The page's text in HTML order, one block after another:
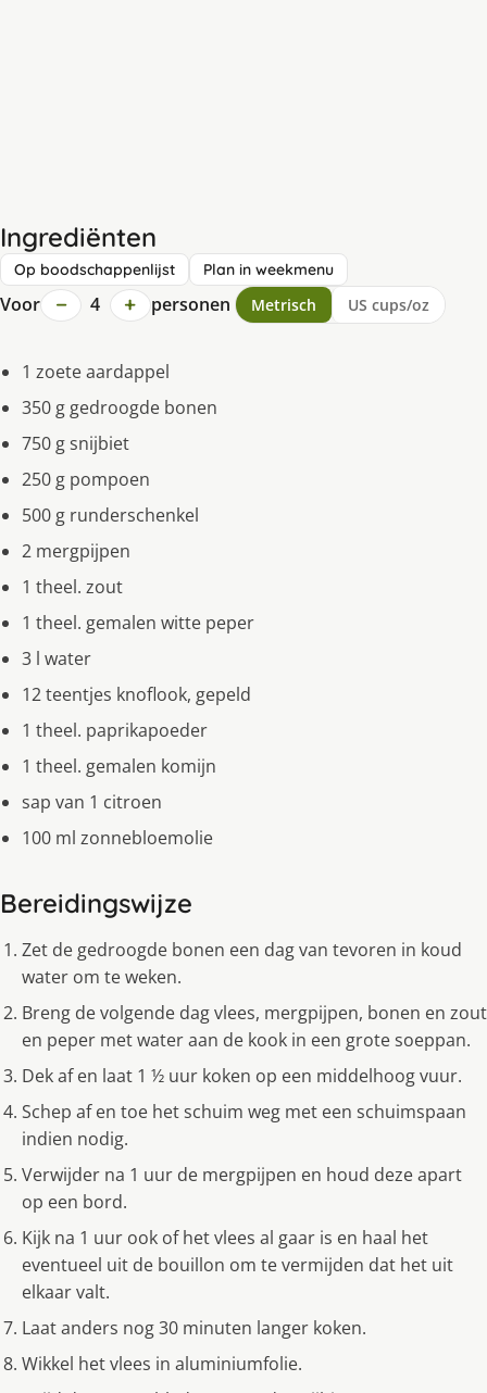
Ingrediënten
Op boodschappenlijst Plan in weekmenu
Voor − 4 + personen Metrisch US cups/oz
1 zoete aardappel
350 g gedroogde bonen
750 g snijbiet
250 g pompoen
500 g runderschenkel
2 mergpijpen
1 theel. zout
1 theel. gemalen witte peper
3 l water
12 teentjes knoflook, gepeld
1 theel. paprikapoeder
1 theel. gemalen komijn
sap van 1 citroen
100 ml zonnebloemolie
Bereidingswijze
Zet de gedroogde bonen een dag van tevoren in koud
water om te weken.
Breng de volgende dag vlees, mergpijpen, bonen en zout
en peper met water aan de kook in een grote soeppan.
Dek af en laat 1 ½ uur koken op een middelhoog vuur.
Schep af en toe het schuim weg met een schuimspaan
indien nodig.
Verwijder na 1 uur de mergpijpen en houd deze apart
op een bord.
Kijk na 1 uur ook of het vlees al gaar is en haal het
eventueel uit de bouillon om te vermijden dat het uit
elkaar valt.
Laat anders nog 30 minuten langer koken.
Wikkel het vlees in aluminiumfolie.